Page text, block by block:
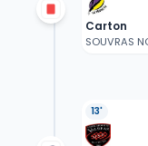
Carton
SOUVRAS
13'